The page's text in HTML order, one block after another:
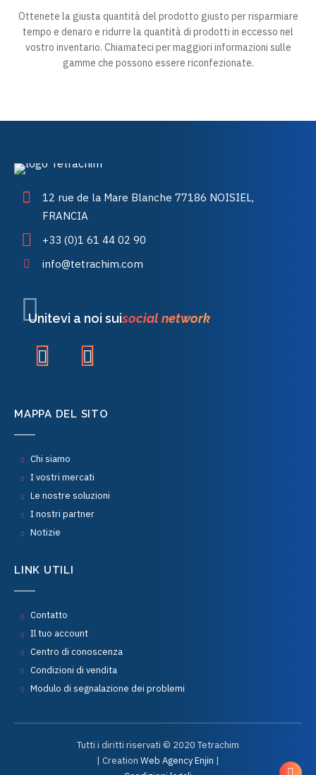
Ottenete la giusta quantità del prodotto giusto per risparmiare
tempo e denaro e ridurre la quantità di prodotti in eccesso nel
vostro inventario. Chiamateci per maggiori informazioni sulle
gamme che possono essere riconfezionate.
12 rue de la Mare Blanche 77186 NOISIEL,
FRANCIA
+33 (0)1 61 44 02 90
info@tetrachim.com
MAPPA DEL SITO
Chi siamo
I vostri mercati
Le nostre soluzioni
I nostri partner
Notizie
LINK UTILI
Contatto
Il tuo account
Centro di conoscenza
Condizioni di vendita
Modulo di segnalazione dei problemi
Unitevi a noi suisocial network
Tutti i diritti riservati © 2020 Tetrachim
| Creation Web Agency Enjin |